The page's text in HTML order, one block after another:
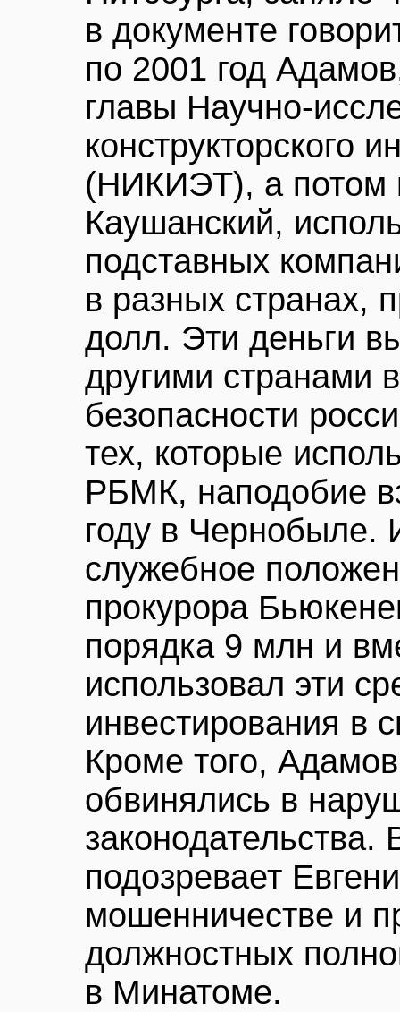
в документе
по 2001 год
главы Научно-
конструкторского
(НИКИЭТ), а потом
Каушанский,
подставных
в разных странах,
долл. Эти деньги
другими странами
безопасности
тех, которые
РБМК, наподобие
году в Чернобыле.
служебное
прокурора
порядка 9 млн и
использовал эти
инвестирования в
Кроме того,
обвинялись в
законодательства.
подозревает
мошенничестве и
должностных
в Минатоме.